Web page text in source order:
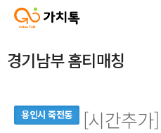
경기남부 홈티매칭
용인시 죽전동
[시간추가